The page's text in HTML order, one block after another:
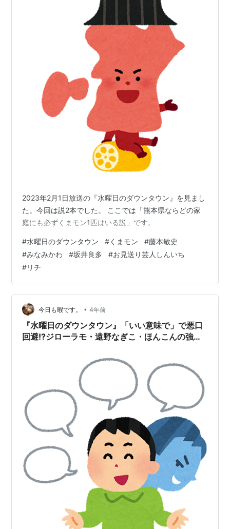
2023年2月1日放送の『水曜日のダウンタウン』を見まし
た。今回は説2本でした。 ここでは「熊本県ならどの家
庭にも必ずくまモン1匹はいる説」です。
#水曜日のダウンタウン #くまモン #藤本敏史
#みなみかわ #坂井良多 #お見送り芸人しんいち
#リチ
今日も暇です。 • 4年前
『水曜日のダウンタウン』「いい意味で」で悪口
回避!?ジローラモ・遠野なぎこ・ほんこんの強者